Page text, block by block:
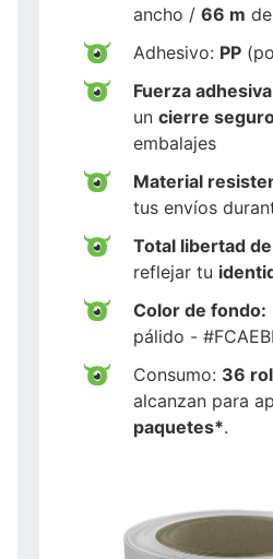
ancho / 66 m
Adhesivo: PP
Fuerza
un cierre
embalajes
Material
tus envíos
Total libertad
reflejar tu
Color de fondo:
pálido -
Consumo: 36
alcanzan para
paquetes*.